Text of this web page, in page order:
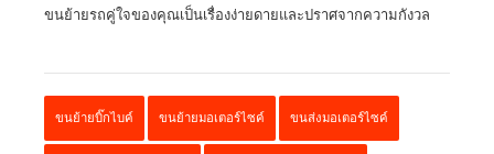
ขนย้ายรถคู่ใจของคุณเป็นเรื่องง่ายดายและปราศจากความกังวล
ขนย้ายบิ๊กไบค์ ขนย้ายมอเตอร์ไซค์ ขนส่งมอเตอร์ไซค์